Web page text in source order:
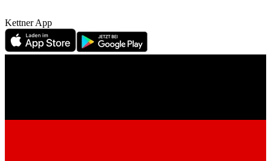
Kettner App